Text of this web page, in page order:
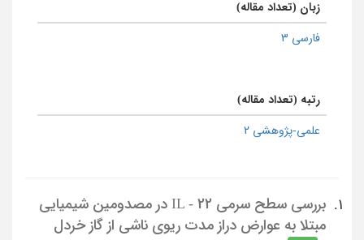
زبان (تعداد مقاله)
فارسی 3
رتبه (تعداد مقاله)
علمی-پژوهشی 2
1.
بررسی سطح سرمی IL - 22 در مصدومین شیمیایی
مبتلا به عوارض دراز مدت ریوی ناشی از گاز خردل